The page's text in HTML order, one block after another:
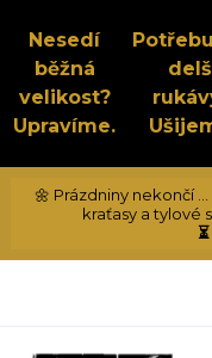
Nesedí
běžná
velikost?
Upravíme.
🌼 Prázdniny nekončí ...
kraťasy a tylové
⏳